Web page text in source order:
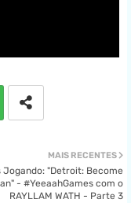
MAIS RECENTES
Jogando: "Detroit: Become
- #YeeaahGames com o
RAYLLAM WATH - Parte 3